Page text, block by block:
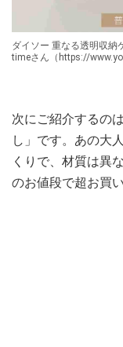
ダイソー 重なる透明収納
timeさん（https://
次にご紹介するの
し」です。あの大
くりで、材質は異
のお値段で超お買